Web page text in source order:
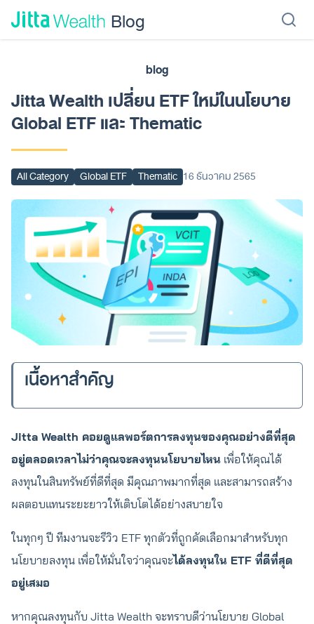
Skip to content - ข้ามไปที่เนื้อหา
Blog
ลงทุนอัตโนมัติ
blog
Jitta Wealth เปลี่ยน ETF ใหม่ในนโยบาย
Global ETF และ Thematic
All Category Global ETF Thematic 16 ธันวาคม 2565
เนื้อหาสำคัญ
Jitta Wealth คอยดูแลพอร์ตการลงทุนของคุณอย่างดีที่สุด
อยู่ตลอดเวลาไม่ว่าคุณจะลงทุนนโยบายไหน เพื่อให้คุณได้
ลงทุนในสินทรัพย์ที่ดีที่สุด มีคุณภาพมากที่สุด และสามารถสร้าง
ผลตอบแทนระยะยาวให้เติบโตได้อย่างสบายใจ
ในทุกๆ ปี ทีมงานจะรีวิว ETF ทุกตัวที่ถูกคัดเลือกมาสำหรับทุก
นโยบายลงทุน เพื่อให้มั่นใจว่าคุณจะได้ลงทุนใน ETF ที่ดีที่สุด
อยู่เสมอ
หากคุณลงทุนกับ Jitta Wealth จะทราบดีว่านโยบาย Global